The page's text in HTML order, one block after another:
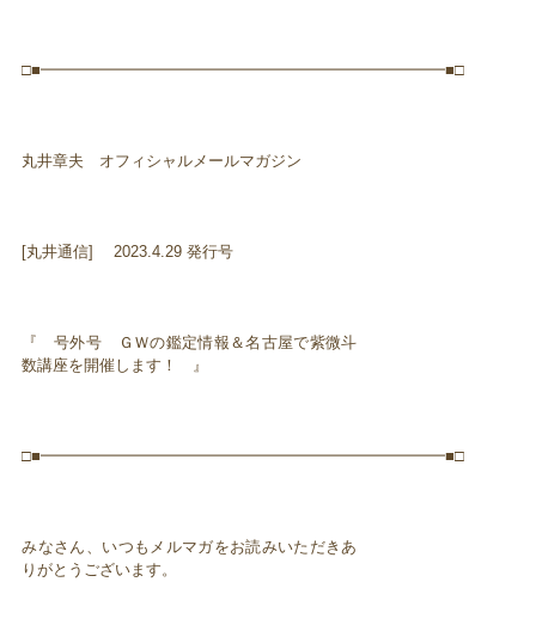
□■━━━━━━━━━━━━━━━━━━━━━━━━━━■□
丸井章夫 オフィシャルメールマガジン
[丸井通信] 2023.4.29 発行号
『 号外号 ＧＷの鑑定情報＆名古屋で紫微斗
数講座を開催します！ 』
□■━━━━━━━━━━━━━━━━━━━━━━━━━━■□
みなさん、いつもメルマガをお読みいただきあ
りがとうございます。